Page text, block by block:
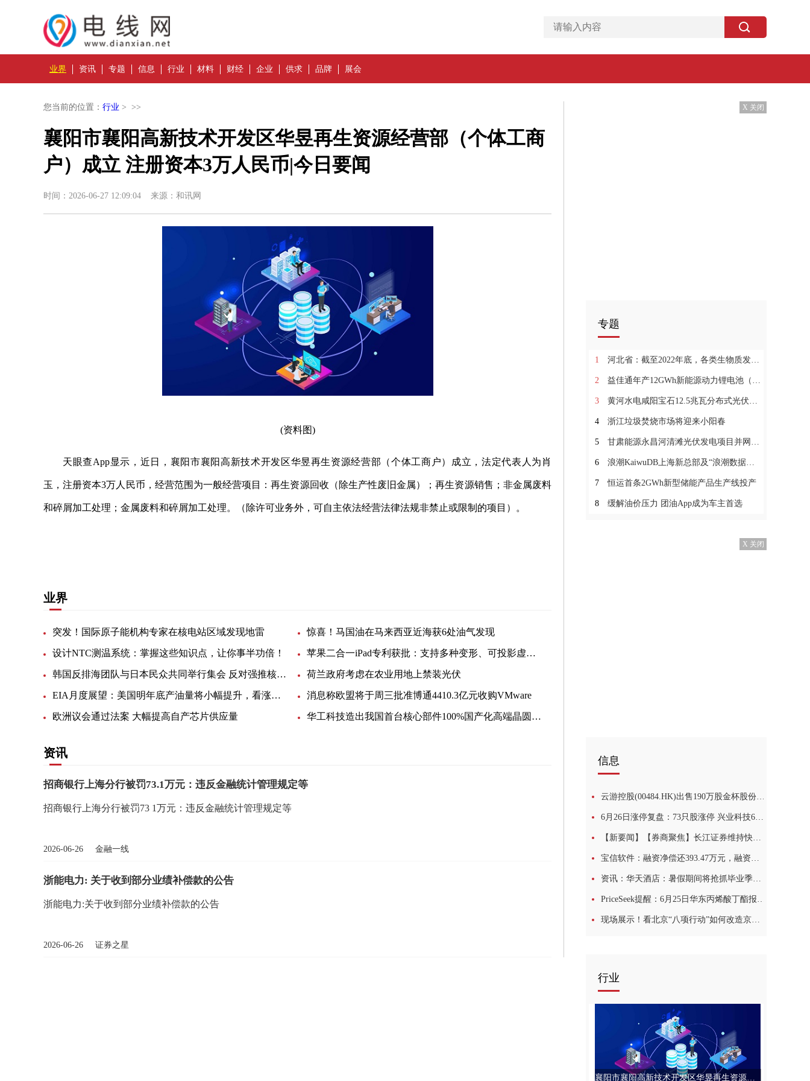
业界 资讯 专题 信息 行业 材料 财经 企业 供求 品牌 展会
您当前的位置： 行业 > >>
襄阳市襄阳高新技术开发区华昱再生资源经营部（个体工商
户）成立 注册资本3万人民币|今日要闻
时间：2026-06-27 12:09:04 来源：和讯网
(资料图)
天眼查App显示，近日，襄阳市襄阳高新技术开发区华昱再生资源经营部（个体工商户）成立，法定代表人为肖
玉，注册资本3万人民币，经营范围为一般经营项目：再生资源回收（除生产性废旧金属）；再生资源销售；非金属废料
和碎屑加工处理；金属废料和碎屑加工处理。（除许可业务外，可自主依法经营法律法规非禁止或限制的项目）。
业界
突发！国际原子能机构专家在核电站区域发现地雷 惊喜！马国油在马来西亚近海获6处油气发现
设计NTC测温系统：掌握这些知识点，让你事半功倍！ 苹果二合一iPad专利获批：支持多种变形、可投影虚拟键盘
韩国反排海团队与日本民众共同举行集会 反对强推核污染水排海 荷兰政府考虑在农业用地上禁装光伏
EIA月度展望：美国明年底产油量将小幅提升，看涨未来油价 消息称欧盟将于周三批准博通4410.3亿元收购VMware
欧洲议会通过法案 大幅提高自产芯片供应量 华工科技造出我国首台核心部件100%国产化高端晶圆激光切割设备
资讯
招商银行上海分行被罚73.1万元：违反金融统计管理规定等
招商银行上海分行被罚73 1万元：违反金融统计管理规定等
2026-06-26 金融一线
浙能电力: 关于收到部分业绩补偿款的公告
浙能电力:关于收到部分业绩补偿款的公告
2026-06-26 证券之星
X 关闭
专题
1 河北省：截至2022年底，各类生物质发电装机容量总计约2191MW
2 益佳通年产12GWh新能源动力锂电池（一期）项目投产
3 黄河水电咸阳宝石12.5兆瓦分布式光伏项目并网发电
4 浙江垃圾焚烧市场将迎来小阳春
5 甘肃能源永昌河清滩光伏发电项目并网发电
6 浪潮KaiwuDB上海新总部及“浪潮数据库产业联合实验室”落成
7 恒运首条2GWh新型储能产品生产线投产
8 缓解油价压力 团油App成为车主首选
X 关闭
信息
云游控股(00484.HK)出售190万股金杯股份 套现约658.1万元|观察
6月26日涨停复盘：73只股涨停 兴业科技6连板 今日视点
【新要闻】【券商聚焦】长江证券维持快手-W(01024)“买入”评级 指AI技术赋能主业
宝信软件：融资净偿还393.47万元，融资余额7.01亿元
资讯：华天酒店：暑假期间将抢抓毕业季市场推出中高考学子专属礼遇
PriceSeek提醒：6月25日华东丙烯酸丁酯报价下调 今热点
现场展示！看北京“八项行动”如何改造京郊乡村-速看料
行业
襄阳市襄阳高新技术开发区华昱再生资源经营部（个体工商户）成立 注册资本3万人民币|今日要闻